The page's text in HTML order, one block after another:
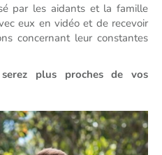
par les aidants et la famille
eux en vidéo et de recevoir
concernant leur constantes
plus proches de vos